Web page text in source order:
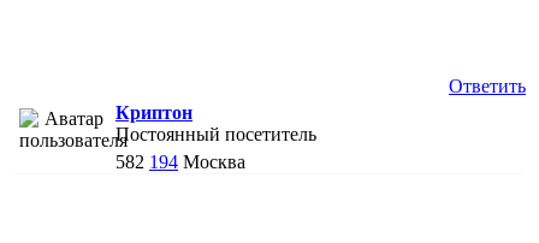
Ответить
Криптон
Постоянный посетитель
582 194 Москва